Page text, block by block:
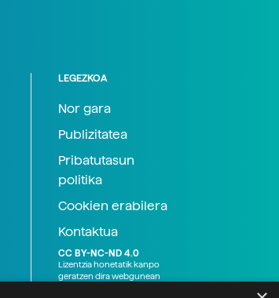
LEGEZKOA
Nor gara
Publizitatea
Pribatutasun
politika
Cookien erabilera
Kontaktua
CC BY-NC-ND 4.0
Lizentzia honetatik kanpo
geratzen dira webgunean